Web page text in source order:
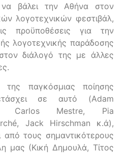
να βάλει την Αθήνα στον
λογοτεχνικών φεστιβάλ,
προϋποθέσεις για την
λογοτεχνικής παράδοσης
διάλογό της με άλλες
της παγκόσμιας ποίησης
σε αυτό (Adam
Carlos Mestre, Pia
Jack Hirschman κ.ά),
από τους σημαντικότερους
μας (Κική Δημουλά, Τίτος